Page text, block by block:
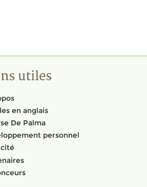
utiles
en anglais
De Palma
personnel